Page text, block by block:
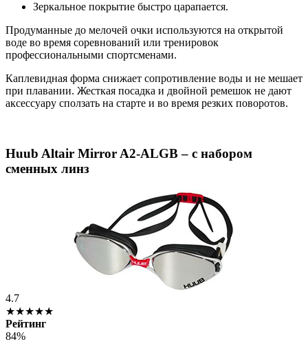
Зеркальное покрытие быстро царапается.
Продуманные до мелочей очки используются на открытой
воде во время соревнований или тренировок
профессиональными спортсменами.
Каплевидная форма снижает сопротивление воды и не мешает
при плавании. Жесткая посадка и двойной ремешок не дают
аксессуару сползать на старте и во время резких поворотов.
Huub Altair Mirror A2-ALGB – c набором
сменных линз
4.7
★★★★★
Рейтинг
84%